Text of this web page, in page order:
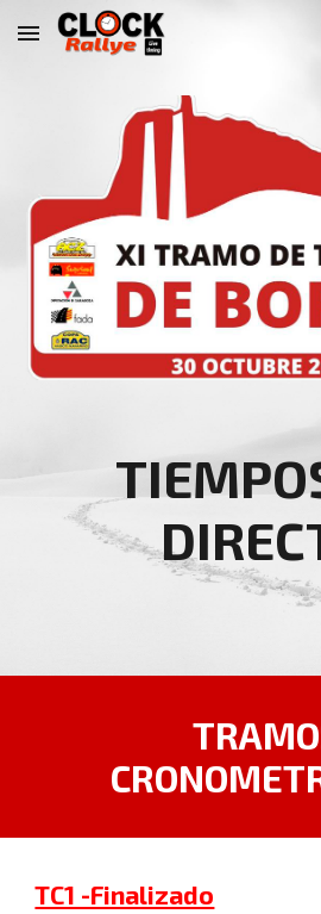
Skip to main content
TC1 -Finalizado